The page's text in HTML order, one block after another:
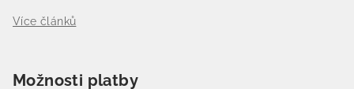
Více článků
Možnosti platby